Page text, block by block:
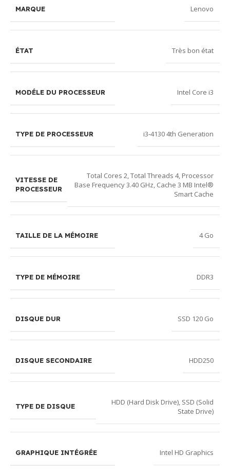
MARQUE Lenovo
ÉTAT Très bon état
MODÉLE DU PROCESSEUR Intel Core i3
TYPE DE PROCESSEUR i3-4130 4th Generation
VITESSE DE
PROCESSEUR
Total Cores 2, Total Threads 4, Processor
Base Frequency 3.40 GHz, Cache 3 MB Intel®
Smart Cache
TAILLE DE LA MÉMOIRE 4 Go
TYPE DE MÉMOIRE DDR3
DISQUE DUR SSD 120 Go
DISQUE SECONDAIRE HDD250
TYPE DE DISQUE HDD (Hard Disk Drive), SSD (Solid
State Drive)
GRAPHIQUE INTÉGRÉE Intel HD Graphics